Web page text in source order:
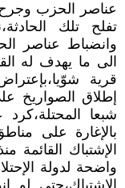
عناصر الحزب
تفلح تلك
وانضباط عناصر
الى ما يهدف له
قرية
إطلاق
شبعا
بالإغارة على
واضحة لدولة